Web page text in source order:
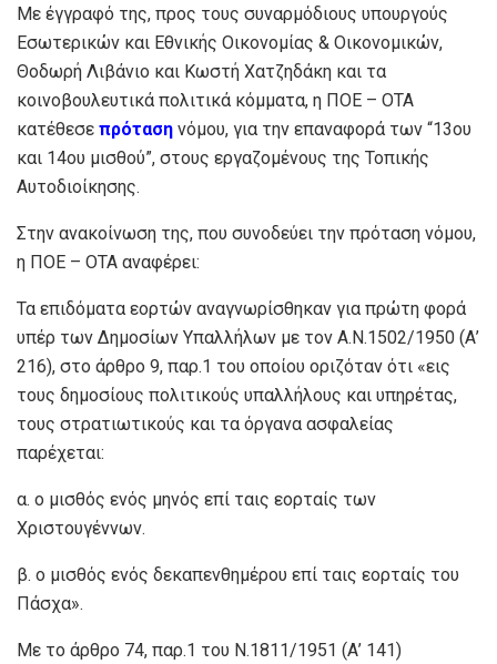
Με έγγραφό της, προς τους συναρμόδιους υπουργούς
Εσωτερικών και Εθνικής Οικονομίας & Οικονομικών,
Θοδωρή Λιβάνιο και Κωστή Χατζηδάκη και τα
κοινοβουλευτικά πολιτικά κόμματα, η ΠΟΕ – ΟΤΑ
κατέθεσε πρόταση νόμου, για την επαναφορά των “13ου
και 14ου μισθού”, στους εργαζομένους της Τοπικής
Αυτοδιοίκησης.
Στην ανακοίνωση της, που συνοδεύει την πρόταση νόμου,
η ΠΟΕ – ΟΤΑ αναφέρει:
Τα επιδόματα εορτών αναγνωρίσθηκαν για πρώτη φορά
υπέρ των Δημοσίων Υπαλλήλων με τον Α.Ν.1502/1950 (Α’
216), στο άρθρο 9, παρ.1 του οποίου οριζόταν ότι «εις
τους δημοσίους πολιτικούς υπαλλήλους και υπηρέτας,
τους στρατιωτικούς και τα όργανα ασφαλείας
παρέχεται:
α. ο μισθός ενός μηνός επί ταις εορταίς των
Χριστουγέννων.
β. ο μισθός ενός δεκαπενθημέρου επί ταις εορταίς του
Πάσχα».
Με το άρθρο 74, παρ.1 του Ν.1811/1951 (Α’ 141)